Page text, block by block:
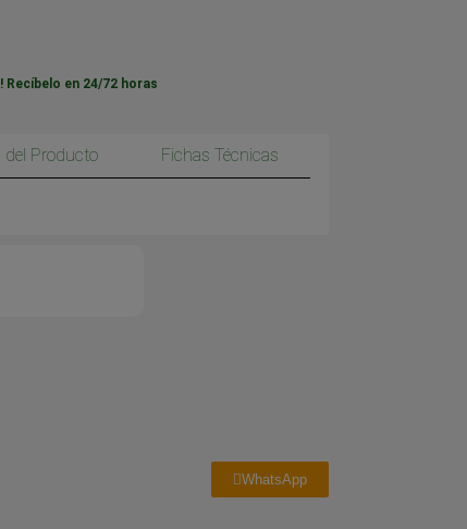
Recíbelo en 24/72 horas
del Producto Fichas Técnicas
WhatsApp